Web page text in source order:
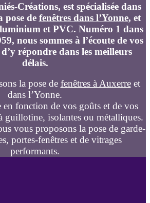
Créations, est spécialisée dans
pose de fenêtres dans l’Yonne, et
et PVC. Numéro 1 dans
nous sommes à l’écoute de vos
répondre dans les meilleurs
délais.
la pose de fenêtres à Auxerreet
dans l’Yonne.
en fonction de vos goûts et de vos
guillotine, isolantes ou métalliques.
vous proposons la pose de garde-
portes-fenêtres et de vitrages
performants.